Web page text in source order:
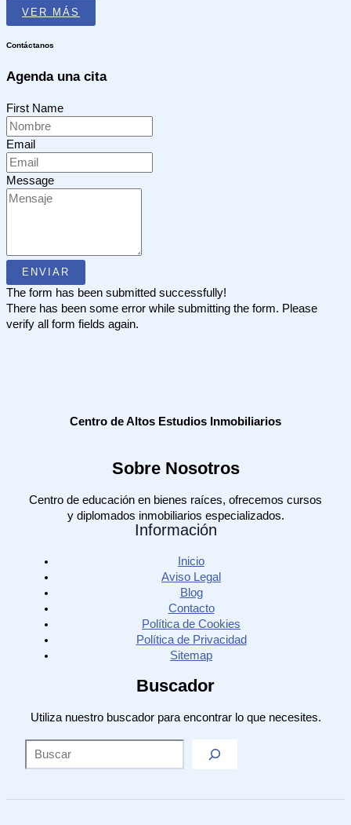
VER MÁS
Contáctanos
Agenda una cita
First Name
Email
Message
ENVIAR
The form has been submitted successfully!
There has been some error while submitting the form. Please
verify all form fields again.
Centro de Altos Estudios Inmobiliarios
Sobre Nosotros
Centro de educación en bienes raíces, ofrecemos cursos
y diplomados inmobiliarios especializados.
Información
Inicio
Aviso Legal
Blog
Contacto
Política de Cookies
Política de Privacidad
Sitemap
Buscador
Utiliza nuestro buscador para encontrar lo que necesites.